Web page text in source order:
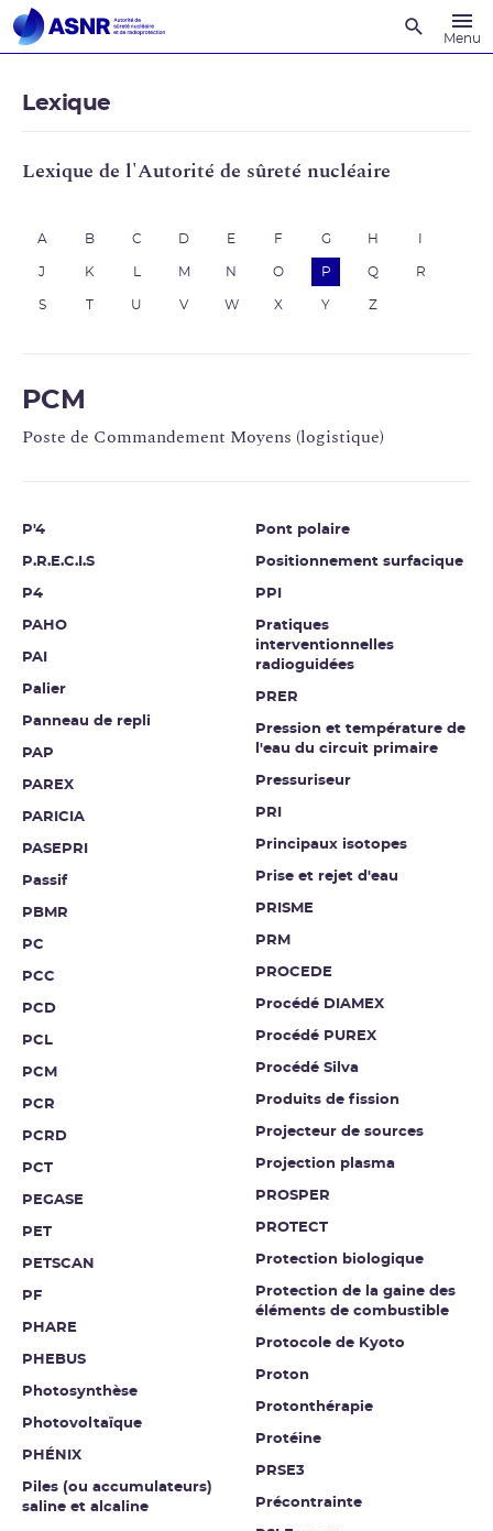
Menu
Lexique
Lexique de l'Autorité de sûreté nucléaire
A B C D E F G H
J K M N O P Q R
S U V W X Y Z
PCM
Poste de Commandement Moyens (logistique)
P'4
P.R.E.C.I.S
P4
PAHO
PAI
Palier
Panneau de repli
PAP
PAREX
PARICIA
PASEPRI
Passif
PBMR
PC
PCC
PCD
PCL
PCM
PCR
PCRD
PCT
PEGASE
PET
PETSCAN
PF
PHARE
PHEBUS
Photosynthèse
Photovoltaïque
PHÉNIX
Piles (ou accumulateurs)
saline et alcaline
Pont polaire
Positionnement surfacique
PPI
Pratiques
interventionnelles
radioguidées
PRER
Pression et température de
l'eau du circuit primaire
Pressuriseur
PRI
Principaux isotopes
Prise et rejet d'eau
PRISME
PRM
PROCEDE
Procédé DIAMEX
Procédé PUREX
Procédé Silva
Produits de fission
Projecteur de sources
Projection plasma
PROSPER
PROTECT
Protection biologique
Protection de la gaine des
éléments de combustible
Protocole de Kyoto
Proton
Protonthérapie
Protéine
PRSE3
Précontrainte